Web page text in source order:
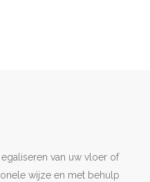
van uw vloer of
wijze en met behulp